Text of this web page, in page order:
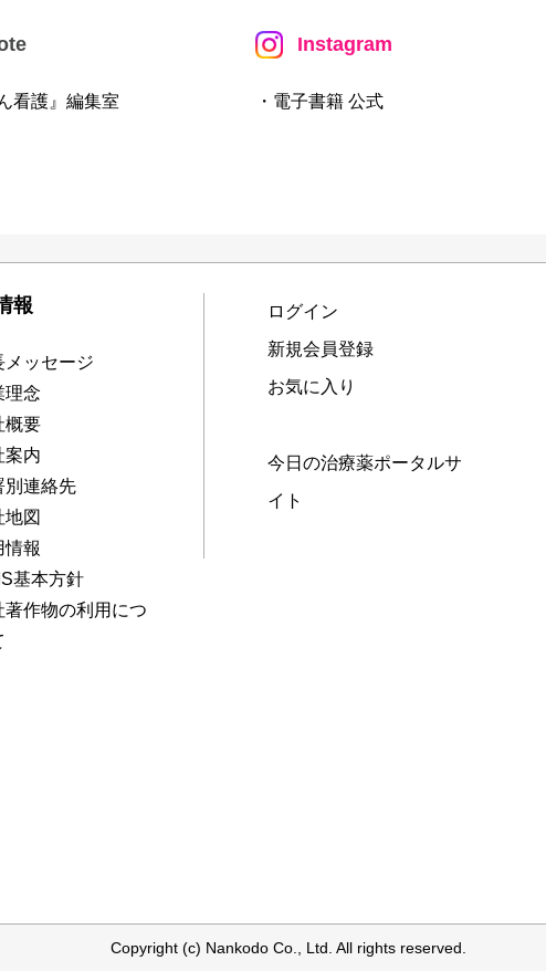
看護』編集室
Instagram
・電子書籍 公式
報
メッセージ
理念
概要
案内
別連絡先
地図
情報
基本方針
著作物の利用につ
ログイン
新規会員登録
お気に入り
今日の治療薬ポータルサ
イト
Copyright (c) Nankodo Co., Ltd. All rights reserved.